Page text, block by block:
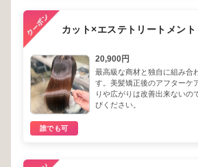
カット×エステトリートメント
20,900円
最高級な商材と独自に組み合
す。美髪矯正後のアフターケ
りや広がりは改善出来ないの
びください。
誰でも可